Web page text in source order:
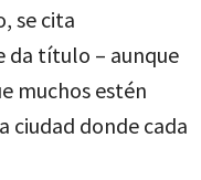
se cita
da título – aunque
muchos estén
ciudad donde cada